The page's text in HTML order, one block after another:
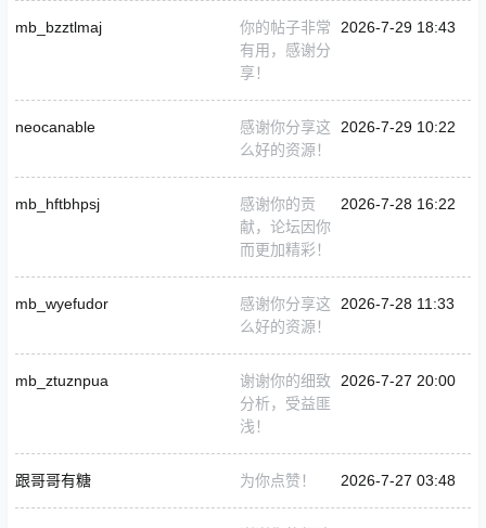
mb_bzztlmaj
你的帖子非常
有用，感谢分
享！
2026-7-29 18:43
neocanable
感谢你分享这
么好的资源！
2026-7-29 10:22
mb_hftbhpsj
感谢你的贡
献，论坛因你
而更加精彩！
2026-7-28 16:22
mb_wyefudor
感谢你分享这
么好的资源！
2026-7-28 11:33
mb_ztuznpua
谢谢你的细致
分析，受益匪
浅！
2026-7-27 20:00
跟哥哥有糖 为你点赞！ 2026-7-27 03:48